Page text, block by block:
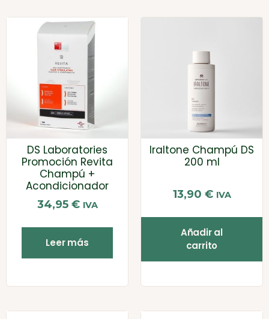
DS Laboratories
Promoción Revita
Champú +
Acondicionador
34,95 € IVA
Leer más
Iraltone Champú DS
200 ml
13,90 € IVA
Añadir al
carrito